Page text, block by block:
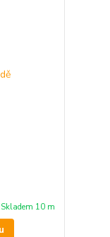
Skladem 10 m